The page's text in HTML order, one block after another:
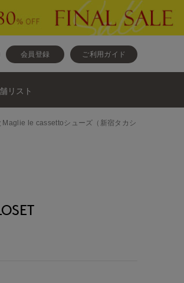
会員登録 ご利用ガイド
リスト
le cassettoシューズ（新宿タカシ